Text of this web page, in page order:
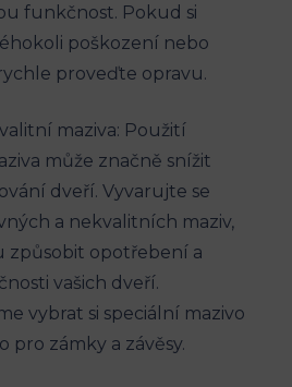
funkčnost. Pokud si
poškození nebo
proveďte opravu.
maziva: Použití
může značně snížit
dveří. Vyvarujte se
a nekvalitních maziv,
způsobit opotřebení a
vašich dveří.
vybrat si speciální mazivo
pro zámky a závěsy.